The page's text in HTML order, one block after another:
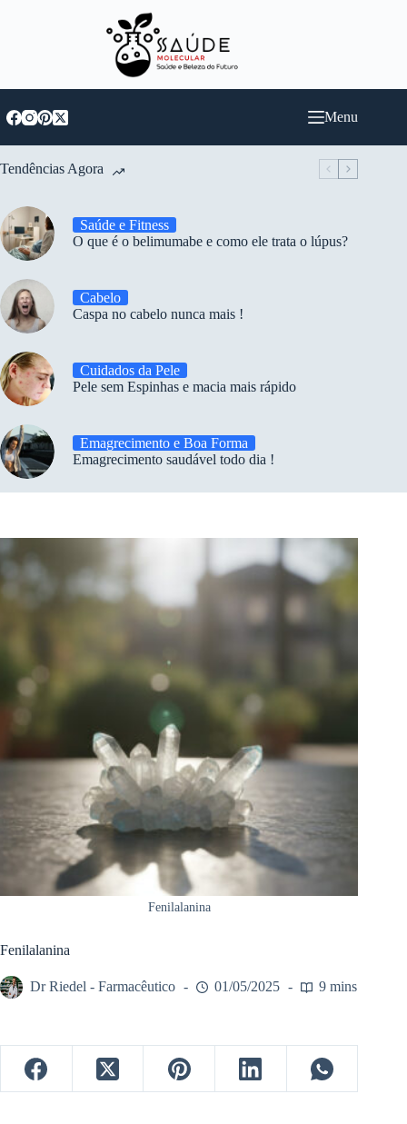
Menu
Tendências Agora
Saúde e Fitness
O que é o belimumabe e como ele trata o lúpus?
Cabelo
Caspa no cabelo nunca mais !
Cuidados da Pele
Pele sem Espinhas e macia mais rápido
Emagrecimento e Boa Forma
Emagrecimento saudável todo dia !
Fenilalanina
Fenilalanina
Dr Riedel - Farmacêutico 01/05/2025 9 mins